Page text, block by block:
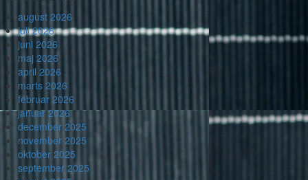
august 2026
juli 2026
juni 2026
maj 2026
april 2026
marts 2026
februar 2026
januar 2026
december 2025
november 2025
oktober 2025
september 2025